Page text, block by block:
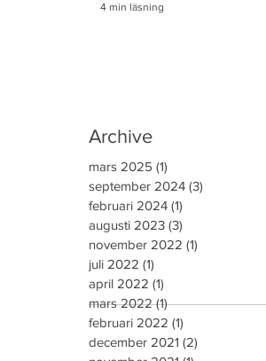
4 min läsning
Archive
mars 2025 (1)
september 2024 (3)
februari 2024 (1)
augusti 2023 (3)
november 2022 (1)
juli 2022 (1)
april 2022 (1)
mars 2022 (1)1 inlägg
februari 2022 (1)
december 2021 (2)